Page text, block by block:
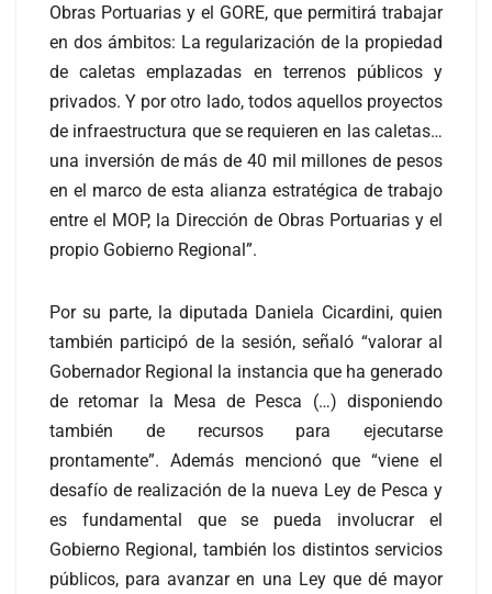
Obras Portuarias y el GORE, que permitirá trabajar
en dos ámbitos: La regularización de la propiedad
de caletas emplazadas en terrenos públicos y
privados. Y por otro lado, todos aquellos proyectos
de infraestructura que se requieren en las caletas…
una inversión de más de 40 mil millones de pesos
en el marco de esta alianza estratégica de trabajo
entre el MOP, la Dirección de Obras Portuarias y el
propio Gobierno Regional”.
Por su parte, la diputada Daniela Cicardini, quien
también participó de la sesión, señaló “valorar al
Gobernador Regional la instancia que ha generado
de retomar la Mesa de Pesca (…) disponiendo
también de recursos para ejecutarse
prontamente”. Además mencionó que “viene el
desafío de realización de la nueva Ley de Pesca y
es fundamental que se pueda involucrar el
Gobierno Regional, también los distintos servicios
públicos, para avanzar en una Ley que dé mayor